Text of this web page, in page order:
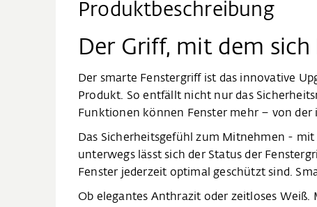
Produktbeschreibung
Der Griff, mit dem
Der smarte Fenstergriff ist das innovative
Produkt. So entfällt nicht nur das
Funktionen können Fenster mehr – von
Das Sicherheitsgefühl zum Mitnehmen - mit
unterwegs lässt sich der Status der
Fenster jederzeit optimal geschützt sind.
Ob elegantes Anthrazit oder zeitloses